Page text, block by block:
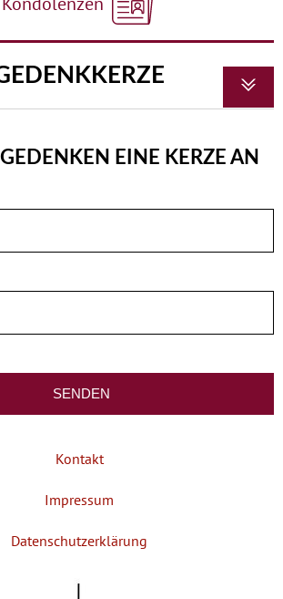
EINE KERZE AN
Kontakt
Impressum
Datenschutzerklärung